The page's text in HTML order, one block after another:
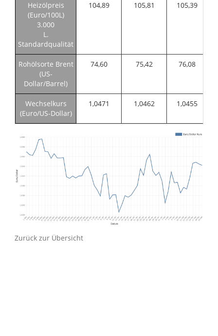
Heizölpreis
(Euro/100L)
3.000
L.
Standardqualität
104,89 105,81 105,39
Rohölsorte Brent
(US-
Dollar/Barrel)
74,60 75,42 76,08
Wechselkurs
(Euro/US-Dollar)
1,0471 1,0462 1,0455
Zurück zur Übersicht